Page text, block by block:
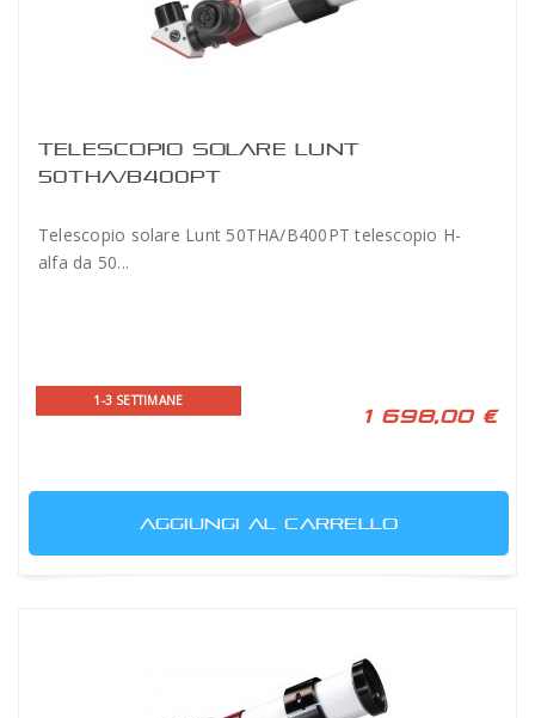
TELESCOPIO SOLARE LUNT
50THA/B400PT
Telescopio solare Lunt 50THA/B400PT telescopio H-
alfa da 50...
1-3 SETTIMANE
1 698,00 €
AGGIUNGI AL CARRELLO